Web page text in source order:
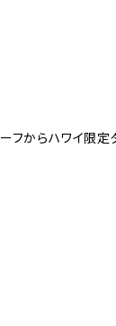
フからハワイ限定